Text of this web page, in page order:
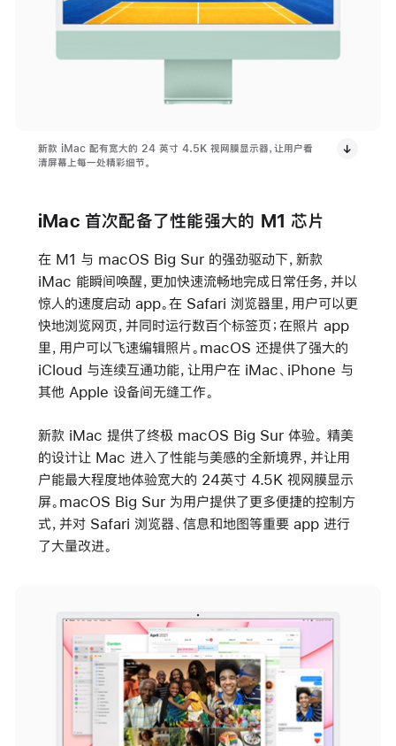
新款 iMac 配有宽大的 24 英寸 4.5K 视网膜显示器，让用户看
清屏幕上每一处精彩细节。
iMac 首次配备了性能强大的 M1 芯片
在 M1 与 macOS Big Sur 的强劲驱动下，新款
iMac 能瞬间唤醒，更加快速流畅地完成日常任务，并以
惊人的速度启动 app。在 Safari 浏览器里，用户可以更
快地浏览网页，并同时运行数百个标签页；在照片 app
里，用户可以飞速编辑照片。macOS 还提供了强大的
iCloud 与连续互通功能，让用户在 iMac、iPhone 与
其他 Apple 设备间无缝工作。
新款 iMac 提供了终极 macOS Big Sur 体验。 精美
的设计让 Mac 进入了性能与美感的全新境界，并让用
户能最大程度地体验宽大的 24英寸 4.5K 视网膜显示
屏。macOS Big Sur 为用户提供了更多便捷的控制方
式，并对 Safari 浏览器、信息和地图等重要 app 进行
了大量改进。